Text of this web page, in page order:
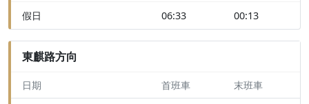
假日 06:33 00:13
東麒路方向
日期 首班車 末班車